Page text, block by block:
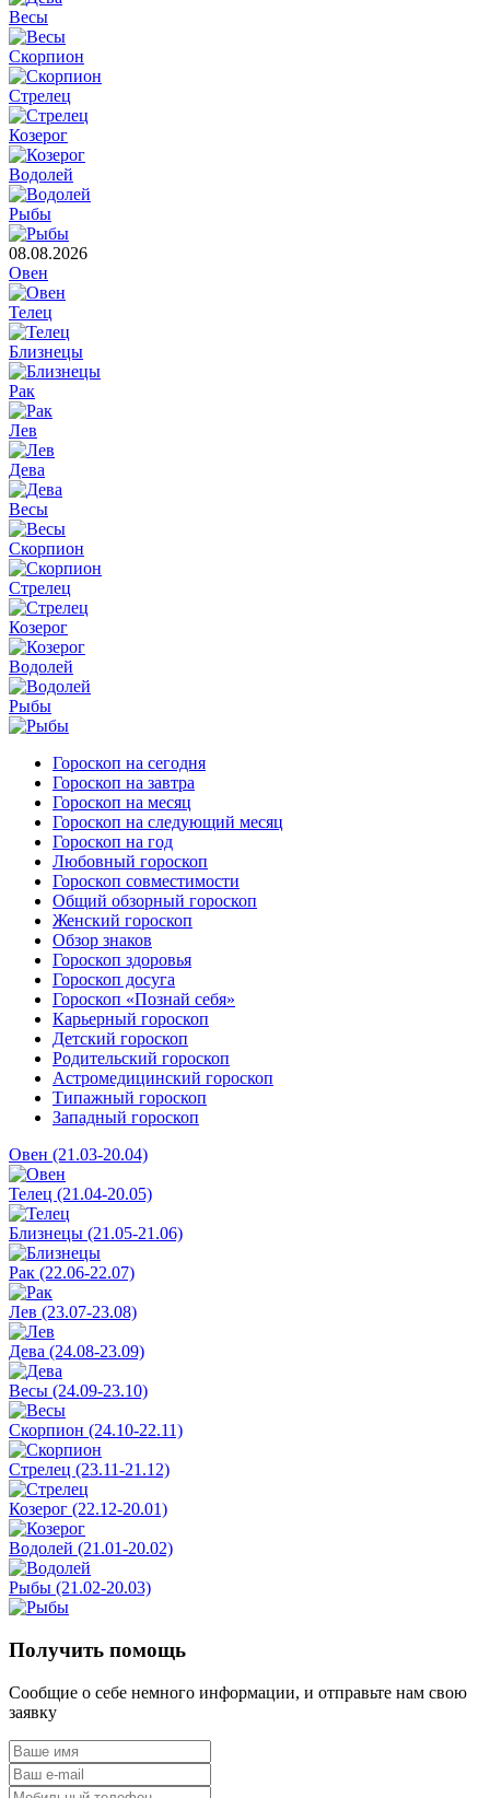
Весы
Скорпион
Стрелец
Козерог
Водолей
Рыбы
08.08.2026
Овен
Телец
Близнецы
Рак
Лев
Дева
Весы
Скорпион
Стрелец
Козерог
Водолей
Рыбы
Гороскоп на сегодня
Гороскоп на завтра
Гороскоп на месяц
Гороскоп на следующий месяц
Гороскоп на год
Любовный гороскоп
Гороскоп совместимости
Общий обзорный гороскоп
Женский гороскоп
Обзор знаков
Гороскоп здоровья
Гороскоп досуга
Гороскоп «Познай себя»
Карьерный гороскоп
Детский гороскоп
Родительский гороскоп
Астромедицинский гороскоп
Типажный гороскоп
Западный гороскоп
Овен (21.03-20.04)
Телец (21.04-20.05)
Близнецы (21.05-21.06)
Рак (22.06-22.07)
Лев (23.07-23.08)
Дева (24.08-23.09)
Весы (24.09-23.10)
Скорпион (24.10-22.11)
Стрелец (23.11-21.12)
Козерог (22.12-20.01)
Водолей (21.01-20.02)
Рыбы (21.02-20.03)
Получить помощь
Сообщие о себе немного информации, и отправьте нам свою
заявку